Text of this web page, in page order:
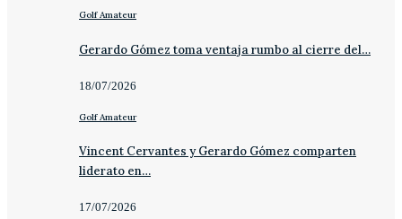
Golf Amateur
Gerardo Gómez toma ventaja rumbo al cierre del…
18/07/2026
Golf Amateur
Vincent Cervantes y Gerardo Gómez comparten
liderato en…
17/07/2026